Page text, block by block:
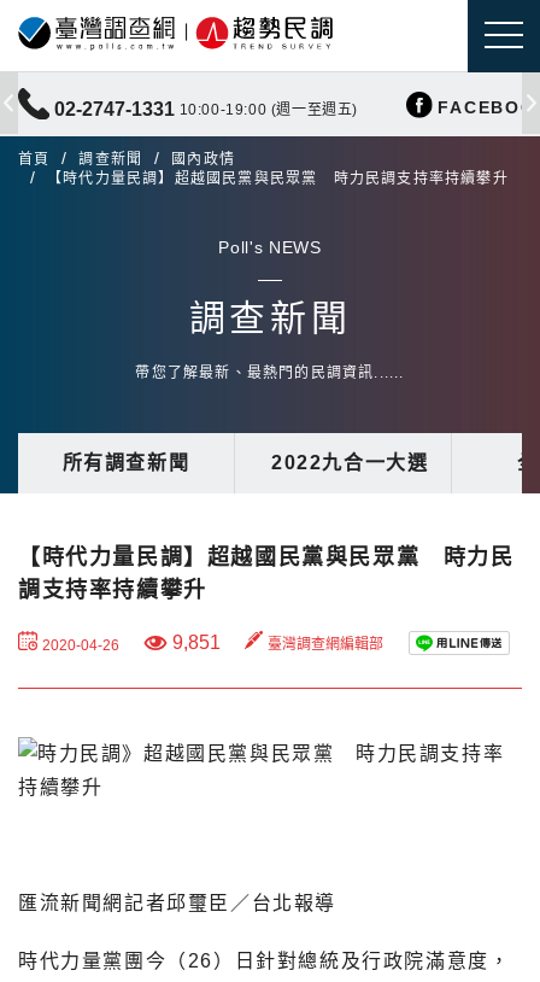
02-2747-1331 10:00-19:00 (週一至週五)
首頁 調查新聞
國內政情
【時代力量民調】超越國民黨與民眾黨 時力民調支持率持續攀升
Poll's NEWS
調查新聞
帶您了解最新、最熱門的民調資訊......
所有調查新聞 2022九合一大選
【時代力量民調】超越國民黨與民眾黨 時力民
調支持率持續攀升
2020-04-26 9,851 臺灣調查網編輯部
匯流新聞網記者邱璽臣／台北報導
時代力量黨團今（26）日針對總統及行政院滿意度，